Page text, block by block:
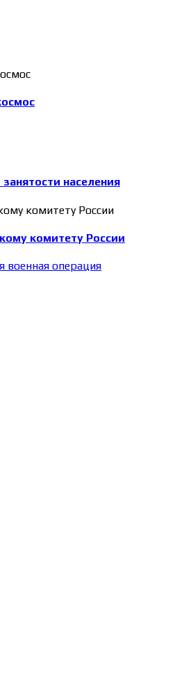
населения
комитету России
военная операция